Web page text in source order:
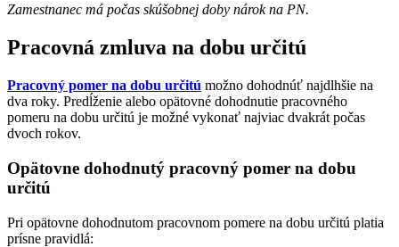
Zamestnanec má počas skúšobnej doby nárok na PN.
Pracovná zmluva na dobu určitú
Pracovný pomer na dobu určitú možno dohodnúť najdlhšie na
dva roky. Predĺženie alebo opätovné dohodnutie pracovného
pomeru na dobu určitú je možné vykonať najviac dvakrát počas
dvoch rokov.
Opätovne dohodnutý pracovný pomer na dobu
určitú
Pri opätovne dohodnutom pracovnom pomere na dobu určitú platia
prísne pravidlá: